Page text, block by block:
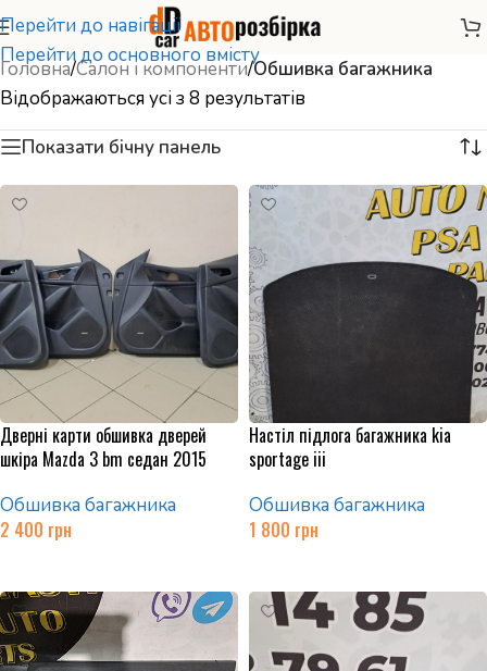
Перейти до навігації
Перейти до основного вмісту
Головна/Салон і компоненти/Обшивка багажника
Відображаються усі з 8 результатів
Показати бічну панель
Дверні карти обшивка дверей
шкіра Mazda 3 bm седан 2015
Обшивка багажника
2 400 грн
Настіл підлога багажника kia
sportage iii
Обшивка багажника
1 800 грн